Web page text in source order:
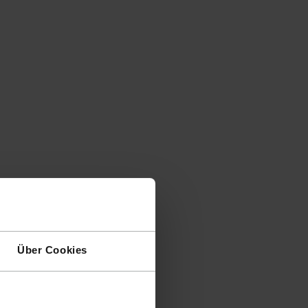
Über Cookies